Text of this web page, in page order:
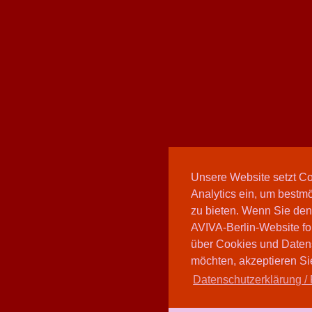
Unsere Website setzt
Analytics ein, um
zu bieten. Wenn Sie
AVIVA-Berlin-Website
über Cookies und
möchten, akzeptieren
Datenschutzerklärung /